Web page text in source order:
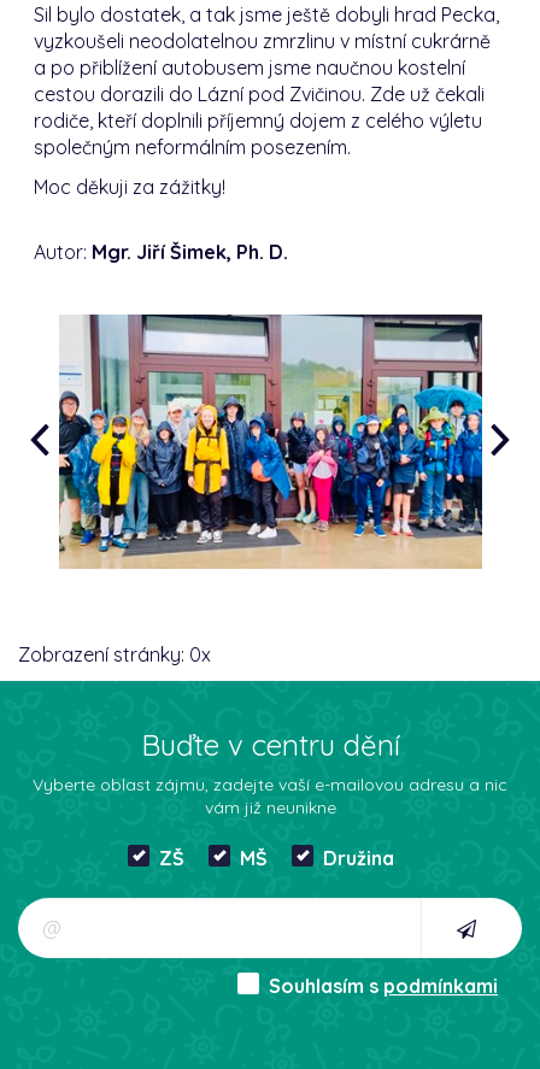
Sil bylo dostatek, a tak jsme ještě dobyli hrad Pecka,
vyzkoušeli neodolatelnou zmrzlinu v místní cukrárně
a po přiblížení autobusem jsme naučnou kostelní
cestou dorazili do Lázní pod Zvičinou. Zde už čekali
rodiče, kteří doplnili příjemný dojem z celého výletu
společným neformálním posezením.
Moc děkuji za zážitky!
Autor: Mgr. Jiří Šimek, Ph. D.
Zobrazení stránky: 0x
Buďte v centru dění
Vyberte oblast zájmu, zadejte vaší e-mailovou adresu a nic
vám již neunikne
ZŠ MŠ Družina
Souhlasím s podmínkami